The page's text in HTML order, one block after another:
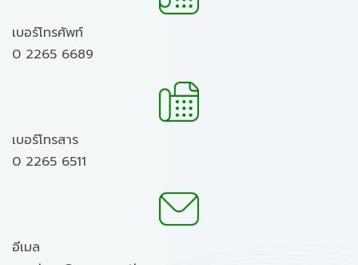
เบอร์โทรศัพท์
0 2265 6689
เบอร์โทรสาร
0 2265 6511
อีเมล